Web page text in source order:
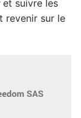
et suivre les
revenir sur le